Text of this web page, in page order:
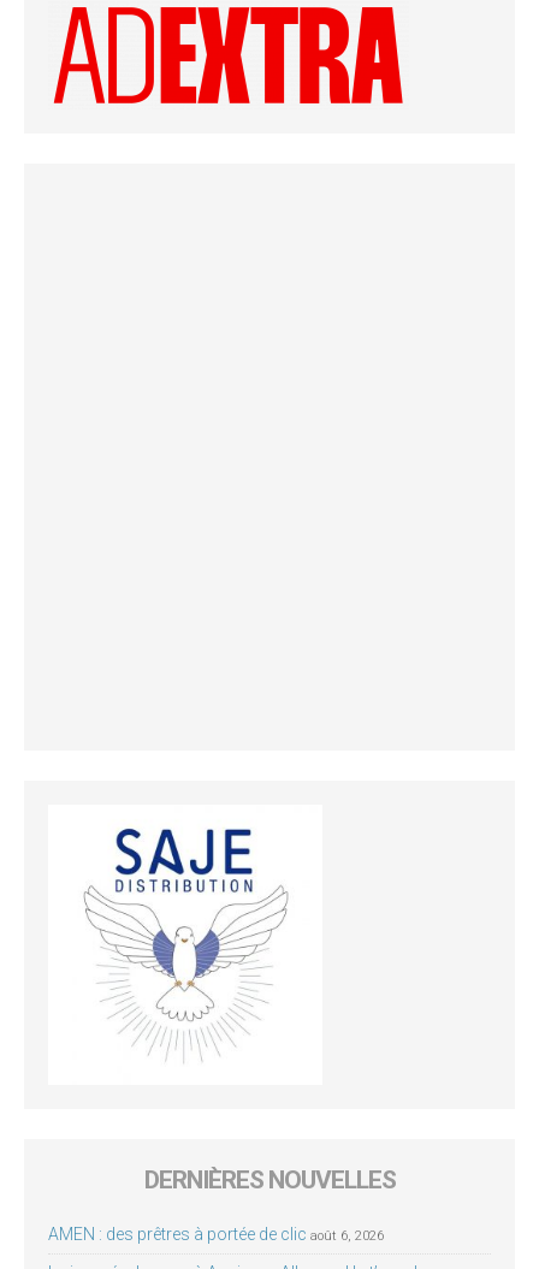
DERNIÈRES NOUVELLES
AMEN : des prêtres à portée de clic août 6, 2026